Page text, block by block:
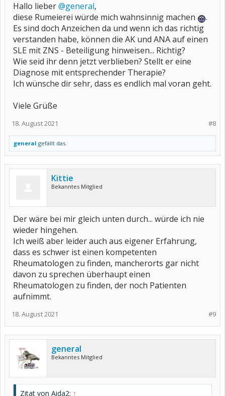
Hallo lieber@general,
diese Rumeierei würde mich wahnsinnig machen
.
Es sind doch Anzeichen da und wenn ich das richtig
verstanden habe, können die AK und ANA auf einen
SLE mit ZNS - Beteiligung hinweisen... Richtig?
Wie seid ihr denn jetzt verblieben? Stellt er eine
Diagnose mit entsprechender Therapie?
Ich wünsche dir sehr, dass es endlich mal voran geht.
Viele Grüße
#8
18. August 2021
general gefällt das.
Kittie
Bekanntes Mitglied
Der wäre bei mir gleich unten durch... würde ich nie
wieder hingehen.
Ich weiß aber leider auch aus eigener Erfahrung,
dass es schwer ist einen kompetenten
Rheumatologen zu finden, mancherorts gar nicht
davon zu sprechen überhaupt einen
Rheumatologen zu finden, der noch Patienten
aufnimmt.
#9
18. August 2021
general
Bekanntes Mitglied
Zitat von Aida2: ↑